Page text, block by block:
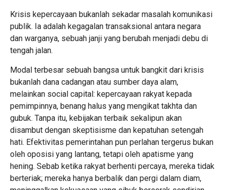
Krisis kepercayaan bukanlah sekadar masalah komunikasi
publik. Ia adalah kegagalan transaksional antara negara
dan warganya, sebuah janji yang berubah menjadi debu di
tengah jalan.
Modal terbesar sebuah bangsa untuk bangkit dari krisis
bukanlah dana cadangan atau sumber daya alam,
melainkan social capital: kepercayaan rakyat kepada
pemimpinnya, benang halus yang mengikat takhta dan
gubuk. Tanpa itu, kebijakan terbaik sekalipun akan
disambut dengan skeptisisme dan kepatuhan setengah
hati. Efektivitas pemerintahan pun perlahan tergerus bukan
oleh oposisi yang lantang, tetapi oleh apatisme yang
hening. Sebab ketika rakyat berhenti percaya, mereka tidak
berteriak; mereka hanya berbalik dan pergi dalam diam,